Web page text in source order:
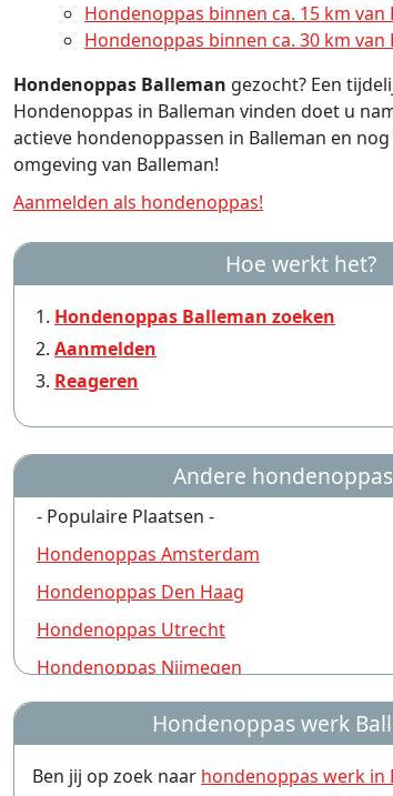
Hondenoppas binnen ca. 15 km van
Hondenoppas binnen ca. 30 km van
Hondenoppas Balleman gezocht? Een
Hondenoppas in Balleman vinden doet u
actieve hondenoppassen in Balleman en
omgeving van Balleman!
Aanmelden als hondenoppas!
Hoe werkt het?
Hondenoppas Balleman zoeken
Aanmelden
Reageren
Andere
- Populaire Plaatsen -
Hondenoppas Amsterdam
Hondenoppas Den Haag
Hondenoppas Utrecht
Hondenoppas Nijmegen
Hondenoppas Rotterdam
Hondenoppas Groningen
Hondenoppas Almere
Hondenoppas werk
Ben jij op zoek naar hondenoppas werk in